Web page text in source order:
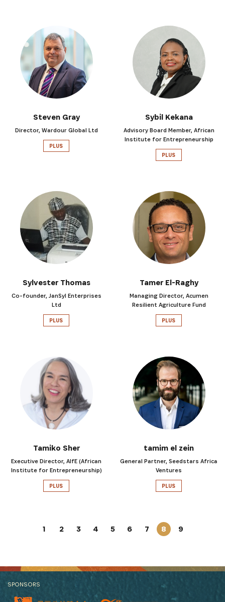
Steven Gray
Director, Wardour Global Ltd
PLUS
Sybil Kekana
Advisory Board Member, African
Institute for Entrepreneurship
PLUS
Sylvester Thomas
Co-founder, JanSyl Enterprises
Ltd
PLUS
Tamer El-Raghy
Managing Director, Acumen
Resilient Agriculture Fund
PLUS
Tamiko Sher
Executive Director, AIfE (African
Institute for Entrepreneurship)
PLUS
tamim el zein
General Partner, Seedstars Africa
Ventures
PLUS
1 2 3 4 5 6 7 8 9
SPONSORS